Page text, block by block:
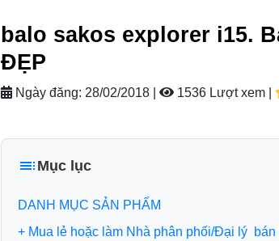
balo sakos explorer i15.
ĐẸP
Ngày đăng: 28/02/2018 | 1536 Lượt xem
Mục lục
DANH MỤC SẢN PHẨM
+ Mua lẻ hoặc làm Nhà phân phối/Đại lý